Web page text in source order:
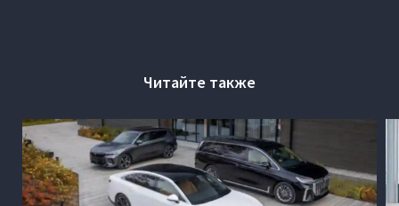
Читайте также